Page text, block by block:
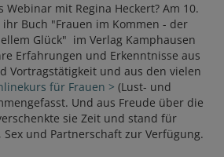
Webinar mit Regina Heckert? Am 10.
Buch "Frauen im Kommen - der
Glück" im Verlag Kamphausen
Erfahrungen und Erkenntnisse aus
Vortragstätigkeit und aus den vielen
für Frauen > (Lust- und
Und aus Freude über die
sie Zeit und stand für
und Partnerschaft zur Verfügung.